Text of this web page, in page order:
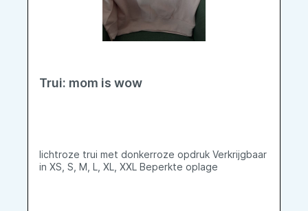
Trui: mom is wow
lichtroze trui met donkerroze opdruk Verkrijgbaar
in XS, S, M, L, XL, XXL Beperkte oplage